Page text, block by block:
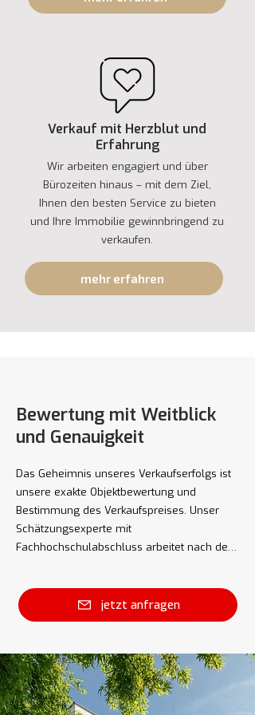
Verkauf mit Herzblut und
Erfahrung
Wir arbeiten engagiert und über
Bürozeiten hinaus – mit dem Ziel,
Ihnen den besten Service zu bieten
und Ihre Immobilie gewinnbringend zu
verkaufen.
mehr erfahren
Bewertung mit Weitblick
und Genauigkeit
Das Geheimnis unseres Verkaufserfolgs ist
unsere exakte Objektbewertung und
Bestimmung des Verkaufspreises. Unser
Schätzungsexperte mit
Fachhochschulabschluss arbeitet nach den
«Highest and Best Use» angewendet wird.
Das an der Hochschule dozierte
genaueste Bewertungsmethode und wird
durch unsere Fachexperten angewendet.
Zusätzlich zu dieser Bewertungsmethode
wird auch jede Liegenschaft mit der
jetzt anfragen